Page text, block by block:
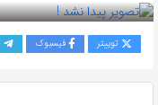
توییتر فیسبوک